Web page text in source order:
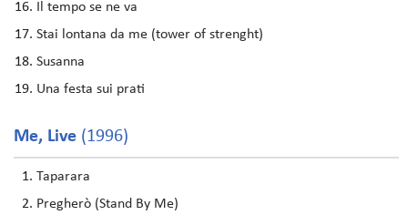
Il tempo se ne va
Stai lontana da me (tower of strenght)
Susanna
Una festa sui prati
Me, Live (1996)
Taparara
Pregherò (Stand By Me)